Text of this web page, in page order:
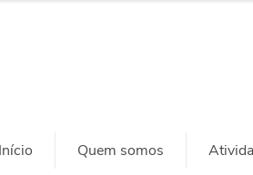
Início Quem somos